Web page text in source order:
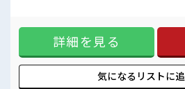
休憩室完備！
ロッカー完備！
食堂完備(1食約350円ほど)！
いたるところに自販機あり！
キレイに整備された働きやすい職場です！
つけ！ 寮費は「無料」です！
給！ 寮には駐車場があるのでマイ
宅パーツの組立・部品付け・梱
フスタイルに合わせて勤務時間
抜すぎはNGですが基本的に髪
制服アリなのでナニ着ていこう
詳細を見る
気になるリストに